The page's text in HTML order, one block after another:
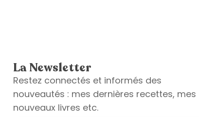
La Newsletter
Restez connectés et informés des
nouveautés : mes dernières recettes, mes
nouveaux livres etc.